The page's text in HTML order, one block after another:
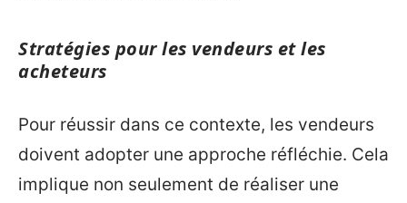
Stratégies pour les vendeurs et les
acheteurs
Pour réussir dans ce contexte, les vendeurs
doivent adopter une approche réfléchie. Cela
implique non seulement de réaliser une